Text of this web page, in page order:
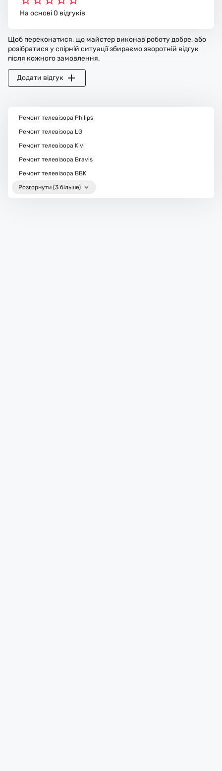
На основі 0 відгуків
Щоб переконатися, що майстер виконав роботу добре, або
розібратися у спірній ситуації збираємо зворотній відгук
після кожного замовлення.
Додати відгук
Ремонт телевізора Philips
Ремонт телевізора LG
Ремонт телевізора Kivi
Ремонт телевізора Bravis
Ремонт телевізора BBK
Розгорнути (3 більше)